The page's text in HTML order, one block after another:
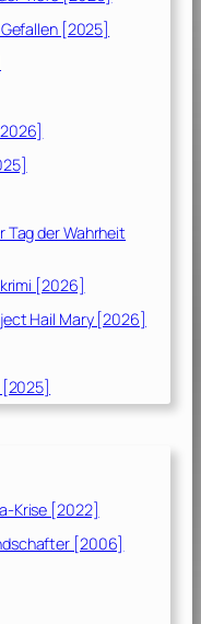
[2025]
Tag der Wahrheit
[2026]
Hail Mary [2026]
Krise [2022]
[2006]